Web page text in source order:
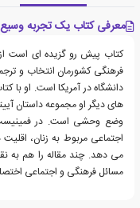
معرفی کتاب یک تجربه
فرهنگی کشورمان انتخاب و
دانشگاه در آمریکا است. او با
های دیگر او مجموعه داستان
وضع وحشی است. در فمینیست
اجتماعی مربوط به زنان،
می دهد. چند مقاله را هم به
مسائل فرهنگی و اجتماعی